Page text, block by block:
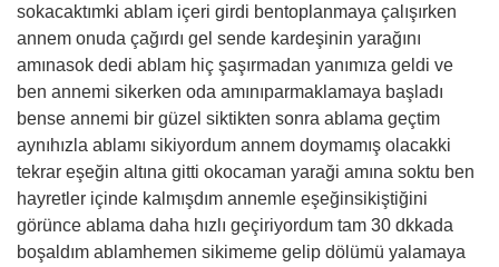
sokacaktımki ablam içeri girdi bentoplanmaya çalışırken
annem onuda çağırdı gel sende kardeşinin yarağını
amınasok dedi ablam hiç şaşırmadan yanımıza geldi ve
ben annemi sikerken oda amınıparmaklamaya başladı
bense annemi bir güzel siktikten sonra ablama geçtim
aynıhızla ablamı sikiyordum annem doymamış olacakki
tekrar eşeğin altına gitti okocaman yaraği amına soktu ben
hayretler içinde kalmışdım annemle eşeğinsikiştiğini
görünce ablama daha hızlı geçiriyordum tam 30 dkkada
boşaldım ablamhemen sikimeme gelip dölümü yalamaya